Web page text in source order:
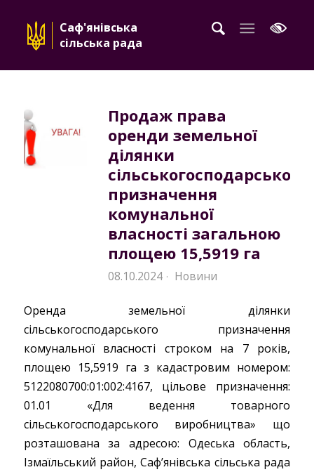
Саф'янівська
сільська рада
Продаж права
оренди земельної
ділянки
сільськогосподарського
призначення
комунальної
власності загальною
площею 15,5919 га
08.10.2024 · Новини
Оренда земельної ділянки
сільськогосподарського призначення
комунальної власності строком на 7 років,
площею 15,5919 га з кадастровим номером:
5122080700:01:002:4167, цільове призначення:
01.01 «Для ведення товарного
сільськогосподарського виробництва» що
розташована за адресою: Одеська область,
Ізмаїльський район, Саф’янівська сільська рада